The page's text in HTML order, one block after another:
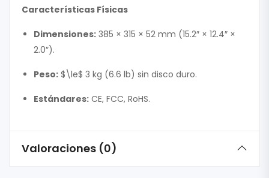
Características Físicas
Dimensiones: 385 × 315 × 52 mm (15.2″ × 12.4″ ×
2.0″).
Peso: $\le$ 3 kg (6.6 lb) sin disco duro.
Estándares: CE, FCC, RoHS.
Valoraciones (0)